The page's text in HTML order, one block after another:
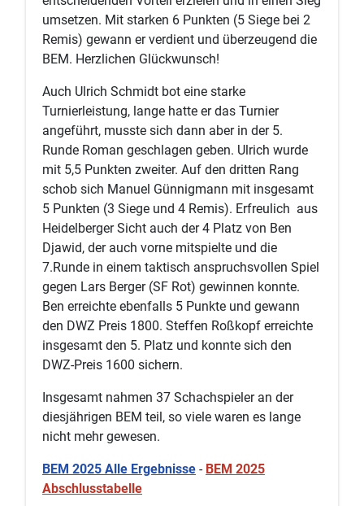
umsetzen. Mit starken 6 Punkten (5 Siege bei 2
Remis) gewann er verdient und überzeugend die
BEM. Herzlichen Glückwunsch!
Auch Ulrich Schmidt bot eine starke
Turnierleistung, lange hatte er das Turnier
angeführt, musste sich dann aber in der 5.
Runde Roman geschlagen geben. Ulrich wurde
mit 5,5 Punkten zweiter. Auf den dritten Rang
schob sich Manuel Günnigmann mit insgesamt
5 Punkten (3 Siege und 4 Remis). Erfreulich aus
Heidelberger Sicht auch der 4 Platz von Ben
Djawid, der auch vorne mitspielte und die
7.Runde in einem taktisch anspruchsvollen Spiel
gegen Lars Berger (SF Rot) gewinnen konnte.
Ben erreichte ebenfalls 5 Punkte und gewann
den DWZ Preis 1800. Steffen Roßkopf erreichte
insgesamt den 5. Platz und konnte sich den
DWZ-Preis 1600 sichern.
Insgesamt nahmen 37 Schachspieler an der
diesjährigen BEM teil, so viele waren es lange
nicht mehr gewesen.
BEM 2025 Alle Ergebnisse - BEM 2025
Abschlusstabelle